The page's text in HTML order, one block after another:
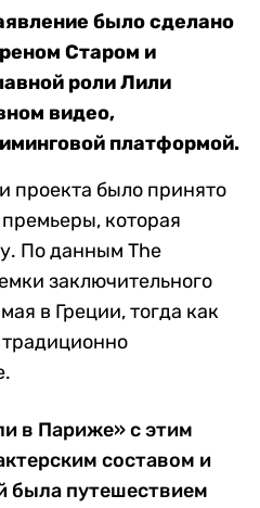
было сделано
Старом и
роли Лили
видео,
платформой.
проекта было принято
которая
По данным The
заключительного
в Греции, тогда как
в Париже» с этим
составом и
была путешествием